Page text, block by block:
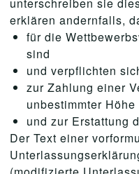
erklären andernfalls,
für die
sind
und verpflichten
zur Zahlung einer
unbestimmter Höhe
und zur Erstattung
Der Text einer